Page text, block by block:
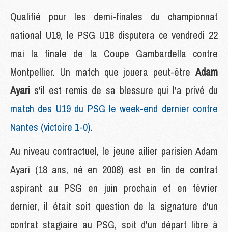
Qualifié pour les demi-finales du championnat
national U19, le PSG U18 disputera ce vendredi 22
mai la finale de la Coupe Gambardella contre
Montpellier. Un match que jouera peut-être Adam
Ayari s'il est remis de sa blessure qui l'a privé du
match des U19 du PSG le week-end dernier contre
Nantes (victoire 1-0).
Au niveau contractuel, le jeune ailier parisien Adam
Ayari (18 ans, né en 2008) est en fin de contrat
aspirant au PSG en juin prochain et en février
dernier, il était soit question de la signature d'un
contrat stagiaire au PSG, soit d'un départ libre à